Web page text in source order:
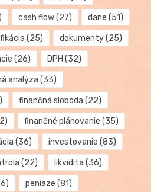
cash flow(27) dane (51)
(25) dokumenty(25)
(26) DPH (32)
analýza (33)
finančná sloboda (22)
finančné plánovanie (35)
(36) investovanie (83)
(22) likvidita (36)
peniaze (81)